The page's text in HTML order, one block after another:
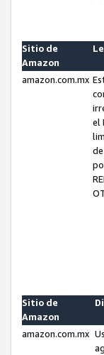
Sitio de
Amazon
amazon.com.mx
el
Sitio de
Amazon
amazon.com.mx